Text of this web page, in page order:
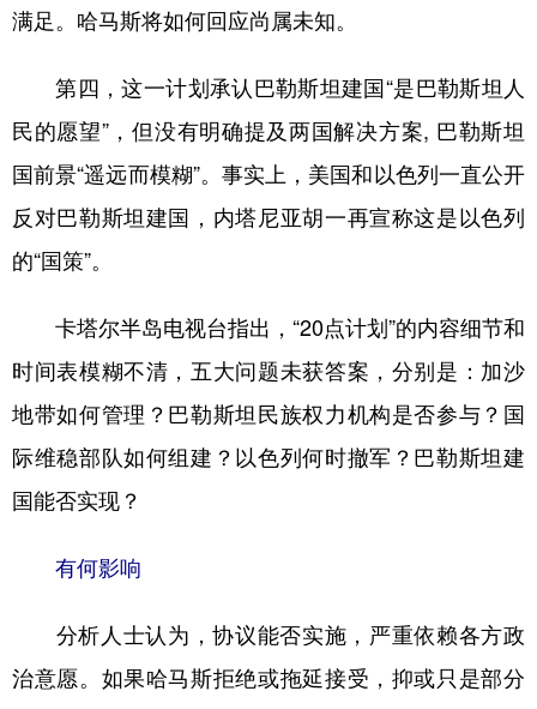
满足。哈马斯将如何回应尚属未知。
第四，这一计划承认巴勒斯坦建国“是巴勒斯坦人
民的愿望”，但没有明确提及两国解决方案, 巴勒斯坦
国前景“遥远而模糊”。事实上，美国和以色列一直公开
反对巴勒斯坦建国，内塔尼亚胡一再宣称这是以色列
的“国策”。
卡塔尔半岛电视台指出，“20点计划”的内容细节和
时间表模糊不清，五大问题未获答案，分别是：加沙
地带如何管理？巴勒斯坦民族权力机构是否参与？国
际维稳部队如何组建？以色列何时撤军？巴勒斯坦建
国能否实现？
有何影响
分析人士认为，协议能否实施，严重依赖各方政
治意愿。如果哈马斯拒绝或拖延接受，抑或只是部分